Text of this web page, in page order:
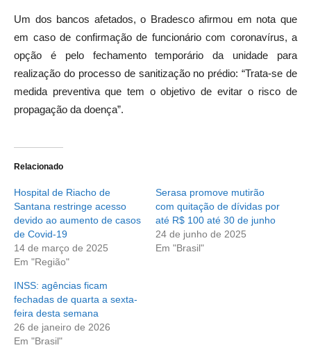
Um dos bancos afetados, o Bradesco afirmou em nota que
em caso de confirmação de funcionário com coronavírus, a
opção é pelo fechamento temporário da unidade para
realização do processo de sanitização no prédio: “Trata-se de
medida preventiva que tem o objetivo de evitar o risco de
propagação da doença”.
Relacionado
Hospital de Riacho de
Santana restringe acesso
devido ao aumento de casos
de Covid-19
14 de março de 2025
Em "Região"
Serasa promove mutirão
com quitação de dívidas por
até R$ 100 até 30 de junho
24 de junho de 2025
Em "Brasil"
INSS: agências ficam
fechadas de quarta a sexta-
feira desta semana
26 de janeiro de 2026
Em "Brasil"